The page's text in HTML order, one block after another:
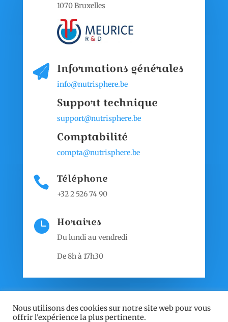
1070 Bruxelles
Informations générales
info@nutrisphere.be
Support technique
support@nutrisphere.be
Comptabilité
compta@nutrisphere.be
 Téléphone
+32 2 526 74 90
 Horaires
Du lundi au vendredi
De 8h à 17h30
Nous utilisons des cookies sur notre site web pour vous
offrir l'expérience la plus pertinente.